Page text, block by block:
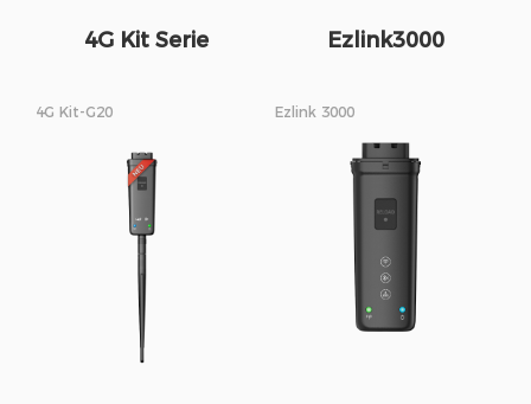
4G Kit Serie
4G Kit-G20
Ezlink3000
Ezlink 3000